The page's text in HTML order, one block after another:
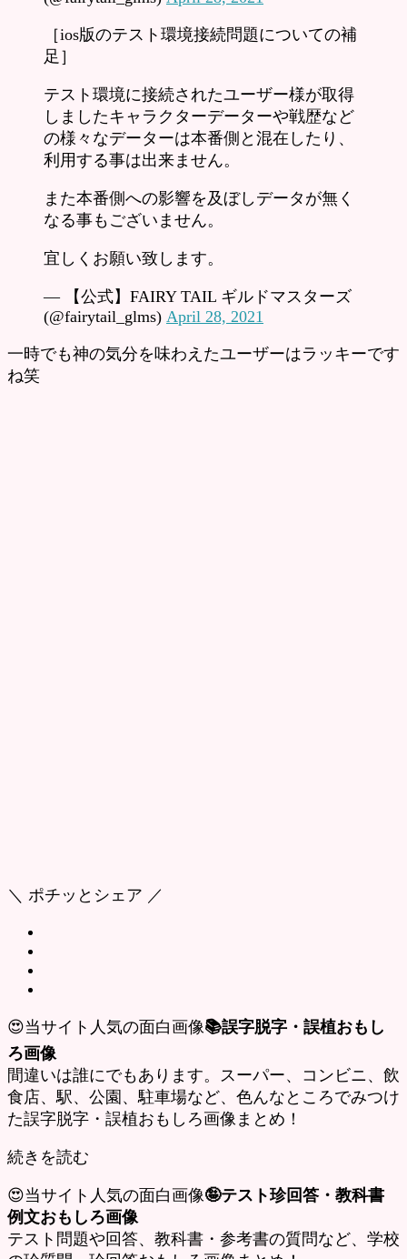
［ios版のテスト環境接続問題についての補
足］
テスト環境に接続されたユーザー様が取得
しましたキャラクターデーターや戦歴など
の様々なデーターは本番側と混在したり、
利用する事は出来ません。
また本番側への影響を及ぼしデータが無く
なる事もございません。
宜しくお願い致します。
— 【公式】FAIRY TAIL ギルドマスターズ
(@fairytail_glms) April 28, 2021
一時でも神の気分を味わえたユーザーはラッキーです
ね笑
＼ ポチッとシェア ／
😍当サイト人気の面白画像📚誤字脱字・誤植おもし
ろ画像
間違いは誰にでもあります。スーパー、コンビニ、飲
食店、駅、公園、駐車場など、色んなところでみつけ
た誤字脱字・誤植おもしろ画像まとめ！
続きを読む
😍当サイト人気の面白画像🤪テスト珍回答・教科書
例文おもしろ画像
テスト問題や回答、教科書・参考書の質問など、学校